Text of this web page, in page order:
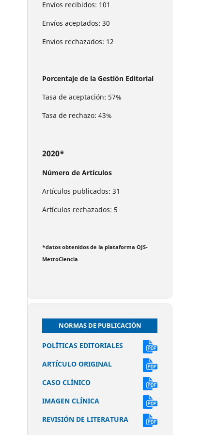
Envíos recibidos: 101
Envíos aceptados: 30
Envíos rechazados: 12
Porcentaje de la Gestión Editorial
Tasa de aceptación: 57%
Tasa de rechazo: 43%
2020*
Número de Artículos
Artículos publicados: 31
Artículos rechazados: 5
*datos obtenidos de la plataforma OJS-
MetroCiencia
NORMAS DE PUBLICACIÓN
POLÍTICAS EDITORIALES
ARTÍCULO ORIGINAL
CASO CLÍNICO
IMAGEN CLÍNICA
REVISIÓN DE LITERATURA